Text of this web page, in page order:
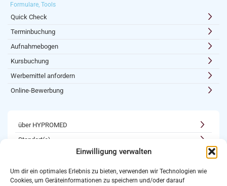
Einwilligung verwalten
Um dir ein optimales Erlebnis zu bieten, verwenden wir Technologien wie
Cookies, um Geräteinformationen zu speichern und/oder darauf
Formulare, Tools
Quick Check
Terminbuchung
Aufnahmebogen
Kursbuchung
Werbemittel anfordern
Online-Bewerbung
über HYPROMED
Standort(e)
Karriere
Newsletter